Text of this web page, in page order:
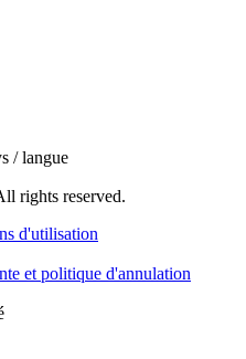
/ langue
rights reserved.
d'utilisation
et politique d'annulation